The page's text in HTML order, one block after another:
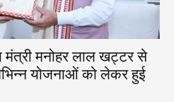
मंत्री मनोहर लाल खट्टर से
योजनाओं को लेकर हुई